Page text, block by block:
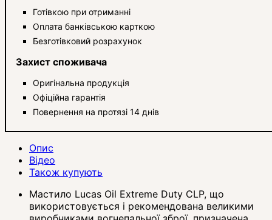
Готівкою при отриманні
Оплата банківською карткою
Безготівковий розрахунок
Захист споживача
Оригінальна продукція
Офіційна гарантія
Повернення на протязі 14 днів
Опис
Відео
Також купують
Мастило Lucas Oil Extreme Duty CLP, що
використовується і рекомендована великими